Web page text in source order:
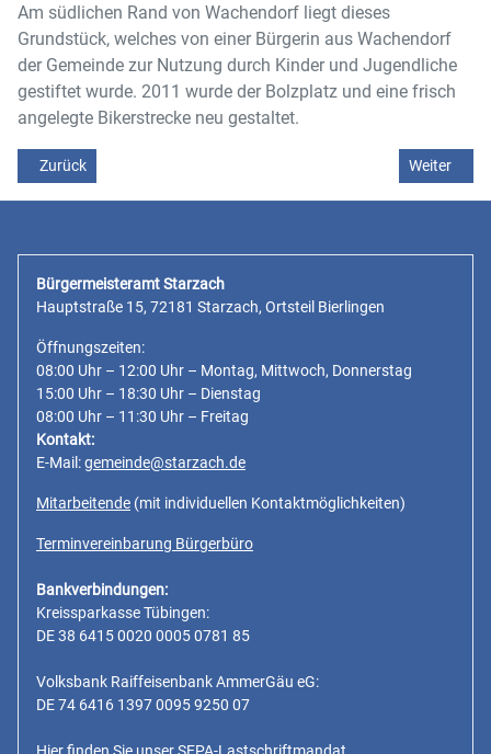
Am südlichen Rand von Wachendorf liegt dieses
Grundstück, welches von einer Bürgerin aus Wachendorf
der Gemeinde zur Nutzung durch Kinder und Jugendliche
gestiftet wurde. 2011 wurde der Bolzplatz und eine frisch
angelegte Bikerstrecke neu gestaltet.
Vorheriger Beitrag: Bolzplatz Sulzau
Zurück Nächster
Weiter
Bürgermeisteramt Starzach
Hauptstraße 15, 72181 Starzach, Ortsteil Bierlingen
Öffnungszeiten:
08:00 Uhr – 12:00 Uhr – Montag, Mittwoch, Donnerstag
15:00 Uhr – 18:30 Uhr – Dienstag
08:00 Uhr – 11:30 Uhr – Freitag
Kontakt:
E-Mail:gemeinde@starzach.de
Mitarbeitende (mit individuellen Kontaktmöglichkeiten)
Terminvereinbarung Bürgerbüro
Bankverbindungen:
Kreissparkasse Tübingen:
DE 38 6415 0020 0005 0781 85
Volksbank Raiffeisenbank AmmerGäu eG:
DE 74 6416 1397 0095 9250 07